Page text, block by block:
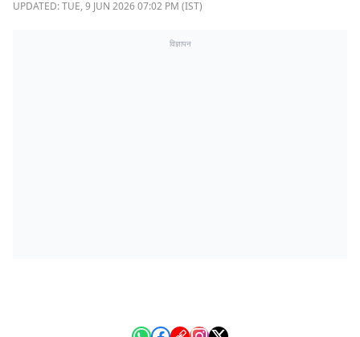
UPDATED:TUE, 9 JUN 2026 07:02 PM (IST)
विज्ञापन